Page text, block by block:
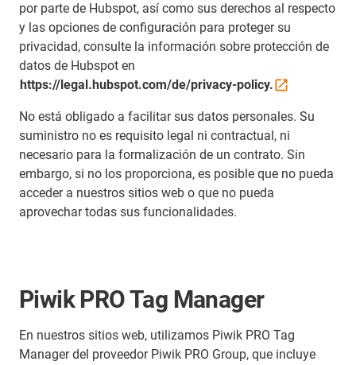
por parte de Hubspot, así como sus derechos al respecto
y las opciones de configuración para proteger su
privacidad, consulte la información sobre protección de
datos de Hubspot en
https://legal.hubspot.com/de/privacy-policy.
No está obligado a facilitar sus datos personales. Su
suministro no es requisito legal ni contractual, ni
necesario para la formalización de un contrato. Sin
embargo, si no los proporciona, es posible que no pueda
acceder a nuestros sitios web o que no pueda
aprovechar todas sus funcionalidades.
Piwik PRO Tag Manager
En nuestros sitios web, utilizamos Piwik PRO Tag
Manager del proveedor Piwik PRO Group, que incluye